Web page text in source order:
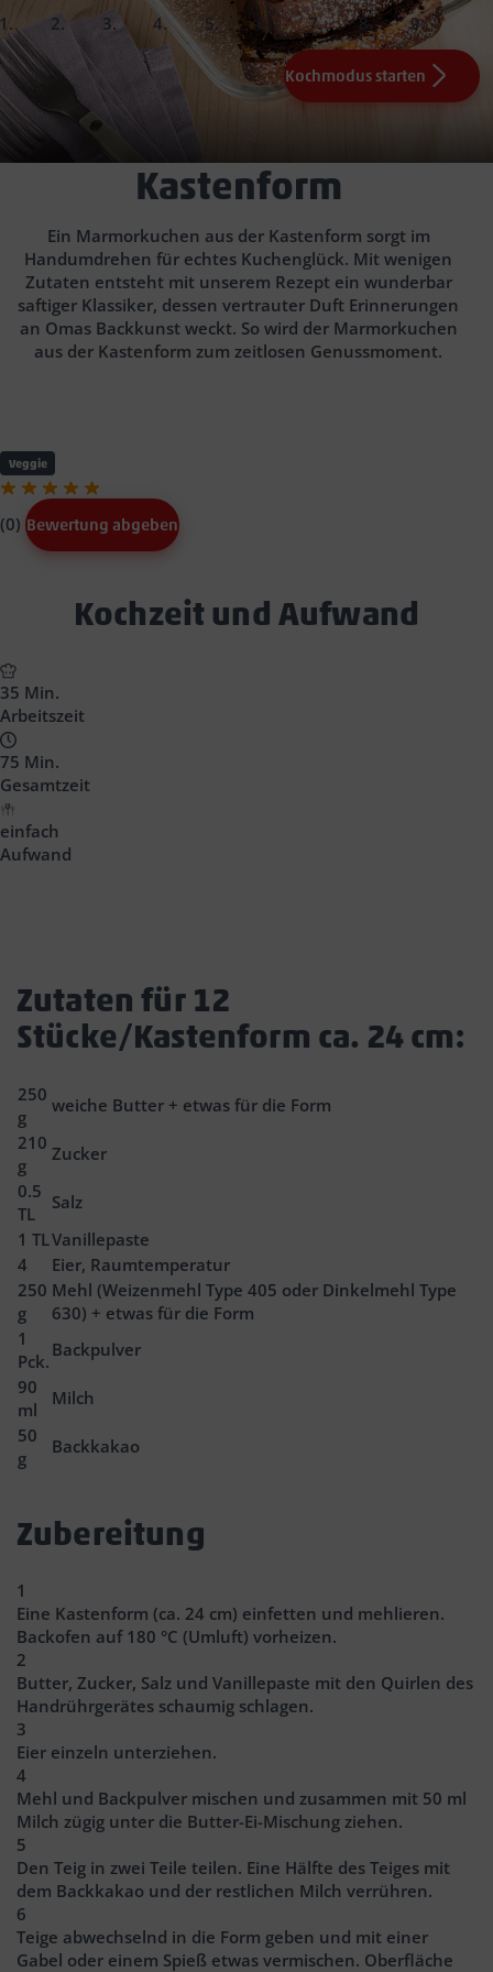
slide
slide
slide
2.
slide
3.
slide
4.
slide
5.
slide
6.
slide
7.
slide
Fertig!
Kochmodus starten
250 g weiche Butter, 210 g Zucker, 0.5 TL Salz
1 TL
Vanillepaste (z.B. Puda)
4 Eier (Raumtemperatur)
250 g Mehl 1 Pck.
Backpulver
50
g Backkakao (z.B. Puda)
Kastenform (ca. 24 cm) einfetten mehlieren
im vorgeheizten Ofen
bei 180 °C (Umluft) ca. 50 Min.
Marmorkuchen aus der
Kastenform
Ein Marmorkuchen aus der Kastenform sorgt im
Handumdrehen für echtes Kuchenglück. Mit wenigen
Zutaten entsteht mit unserem Rezept ein wunderbar
saftiger Klassiker, dessen vertrauter Duft Erinnerungen
an Omas Backkunst weckt. So wird der Marmorkuchen
aus der Kastenform zum zeitlosen Genussmoment.
Veggie
(0) Bewertung abgeben
Text
Headline
Kochzeit und Aufwand
35 Min.
Arbeitszeit
75 Min.
Gesamtzeit
einfach
Aufwand
Zutaten für 12
Stücke/Kastenform ca. 24 cm:
250
g
weiche Butter + etwas für die Form
210
g
Zucker
0.5
TL
Salz
1 TLVanillepaste
4
Eier, Raumtemperatur
250
g
Mehl (Weizenmehl Type 405 oder Dinkelmehl Type
630) + etwas für die Form
1
Pck.
Backpulver
90
ml
Milch
50
g
Backkakao
Zubereitung
1
Eine Kastenform (ca. 24 cm) einfetten und mehlieren.
Backofen auf 180 °C (Umluft) vorheizen.
2
Butter, Zucker, Salz und Vanillepaste mit den Quirlen des
Handrührgerätes schaumig schlagen.
3
Eier einzeln unterziehen.
4
Mehl und Backpulver mischen und zusammen mit 50 ml
Milch zügig unter die Butter-Ei-Mischung ziehen.
5
Den Teig in zwei Teile teilen. Eine Hälfte des Teiges mit
dem Backkakao und der restlichen Milch verrühren.
6
Teige abwechselnd in die Form geben und mit einer
Gabel oder einem Spieß etwas vermischen. Oberfläche